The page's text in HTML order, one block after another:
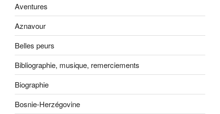
Aventures
Aznavour
Belles peurs
Bibliographie, musique, remerciements
Biographie
Bosnie-Herzégovine